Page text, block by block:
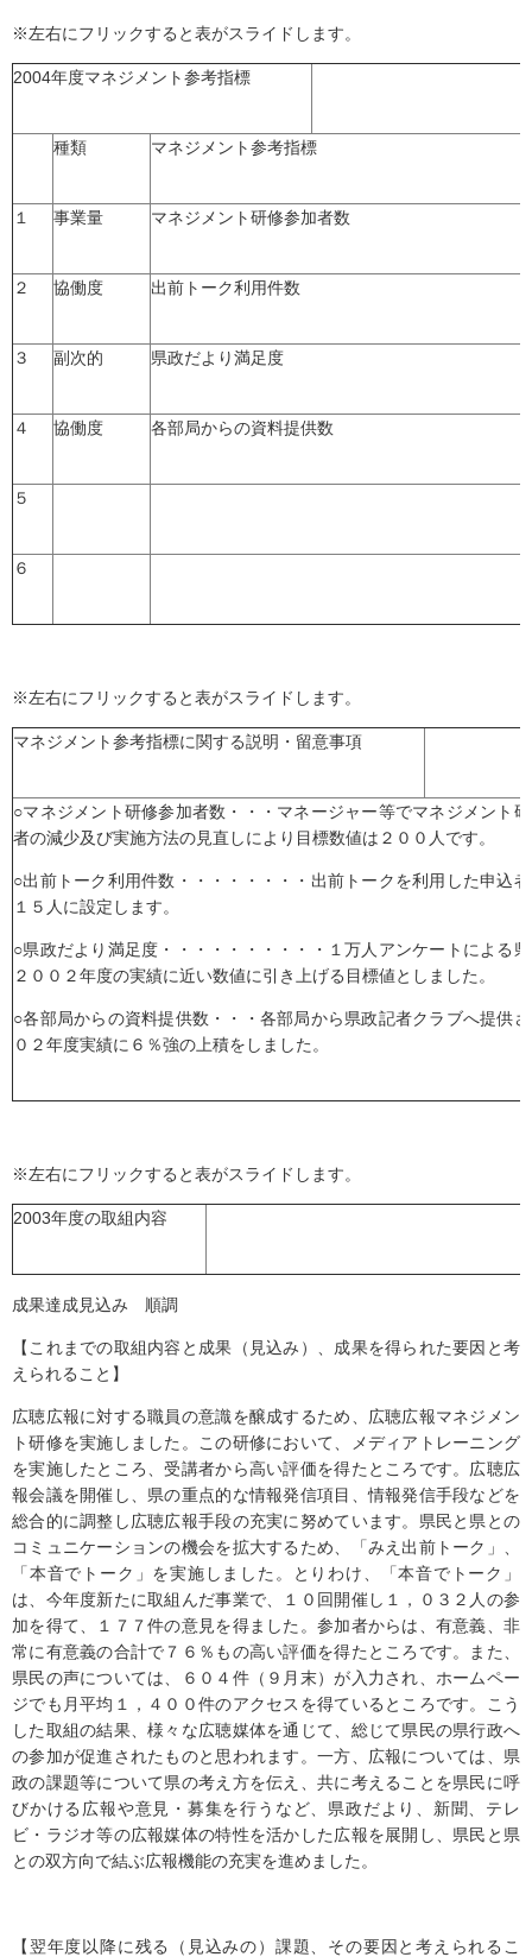
※左右にフリックすると表がスライドします。
2004年度マネジメント参考指標
種類 マネジメント参考指標
１ 事業量 マネジメント研修参加者数
２ 協働度 出前トーク利用件数
３ 副次的 県政だより満足度
４ 協働度 各部局からの資料提供数
５
６
※左右にフリックすると表がスライドします。
マネジメント参考指標に関する説明・留意事項
○マネジメント研修参加者数・・・マネージャー等でマネジメント
者の減少及び実施方法の見直しにより目標数値は２００人です。
○出前トーク利用件数・・・・・・・・出前トークを利用した申込
１５人に設定します。
○県政だより満足度・・・・・・・・・・１万人アンケートによる
２００２年度の実績に近い数値に引き上げる目標値としました。
○各部局からの資料提供数・・・各部局から県政記者クラブへ提供
０２年度実績に６％強の上積をしました。
※左右にフリックすると表がスライドします。
2003年度の取組内容
成果達成見込み 順調
【これまでの取組内容と成果（見込み）、成果を得られた要因と考
えられること】
広聴広報に対する職員の意識を醸成するため、広聴広報マネジメン
ト研修を実施しました。この研修において、メディアトレーニング
を実施したところ、受講者から高い評価を得たところです。広聴広
報会議を開催し、県の重点的な情報発信項目、情報発信手段などを
総合的に調整し広聴広報手段の充実に努めています。県民と県との
コミュニケーションの機会を拡大するため、「みえ出前トーク」、
「本音でトーク」を実施しました。とりわけ、「本音でトーク」
は、今年度新たに取組んだ事業で、１０回開催し１，０３２人の参
加を得て、１７７件の意見を得ました。参加者からは、有意義、非
常に有意義の合計で７６％もの高い評価を得たところです。また、
県民の声については、６０４件（９月末）が入力され、ホームペー
ジでも月平均１，４００件のアクセスを得ているところです。こう
した取組の結果、様々な広聴媒体を通じて、総じて県民の県行政へ
の参加が促進されたものと思われます。一方、広報については、県
政の課題等について県の考え方を伝え、共に考えることを県民に呼
びかける広報や意見・募集を行うなど、県政だより、新聞、テレ
ビ・ラジオ等の広報媒体の特性を活かした広報を展開し、県民と県
との双方向で結ぶ広報機能の充実を進めました。
【翌年度以降に残る（見込みの）課題、その要因と考えられるこ